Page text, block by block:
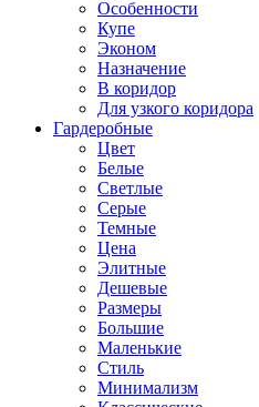
Особенности
Купе
Эконом
Назначение
В коридор
Для узкого коридора
Гардеробные
Цвет
Белые
Светлые
Серые
Темные
Цена
Элитные
Дешевые
Размеры
Большие
Маленькие
Стиль
Минимализм